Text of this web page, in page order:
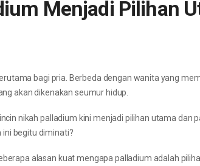
Menjadi Pilihan
bagi pria. Berbeda dengan wanita yang
akan dikenakan seumur hidup.
nikah palladium kini menjadi pilihan utama dan
ini begitu diminati?
alasan kuat mengapa palladium adalah